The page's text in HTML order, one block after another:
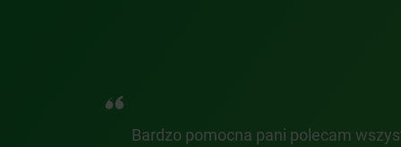
Bardzo pomocna pani polecam